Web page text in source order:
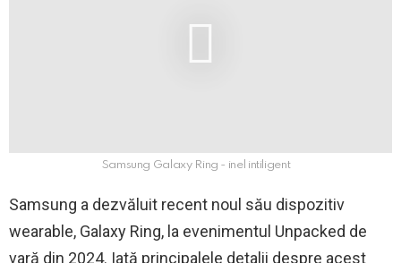
Samsung Galaxy Ring - inel intiligent
Samsung a dezvăluit recent noul său dispozitiv
wearable, Galaxy Ring, la evenimentul Unpacked de
vară din 2024. Iată principalele detalii despre acest